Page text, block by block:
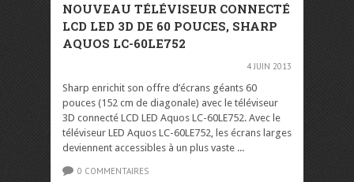
NOUVEAU TÉLÉVISEUR CONNECTÉ
LCD LED 3D DE 60 POUCES, SHARP
AQUOS LC-60LE752
4 JUIN 2013
Sharp enrichit son offre d’écrans géants 60
pouces (152 cm de diagonale) avec le téléviseur
3D connecté LCD LED Aquos LC-60LE752. Avec le
téléviseur LED Aquos LC-60LE752, les écrans larges
deviennent accessibles à un plus vaste ...
0 COMMENTAIRES